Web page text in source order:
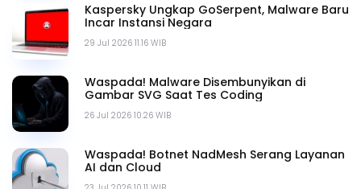
29 Jul 2026 11.16 WIB
Kaspersky Ungkap GoSerpent, Malware Baru
Incar Instansi Negara
26 Jul 2026 10.26 WIB
Waspada! Malware Disembunyikan di
Gambar SVG Saat Tes Coding
Waspada! Botnet NadMesh Serang Layanan
AI dan Cloud